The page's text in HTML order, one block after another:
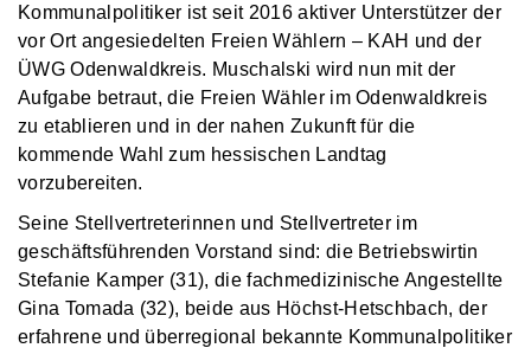
Kommunalpolitiker ist seit 2016 aktiver Unterstützer der
vor Ort angesiedelten Freien Wählern – KAH und der
ÜWG Odenwaldkreis. Muschalski wird nun mit der
Aufgabe betraut, die Freien Wähler im Odenwaldkreis
zu etablieren und in der nahen Zukunft für die
kommende Wahl zum hessischen Landtag
vorzubereiten.
Seine Stellvertreterinnen und Stellvertreter im
geschäftsführenden Vorstand sind: die Betriebswirtin
Stefanie Kamper (31), die fachmedizinische Angestellte
Gina Tomada (32), beide aus Höchst-Hetschbach, der
erfahrene und überregional bekannte Kommunalpolitiker